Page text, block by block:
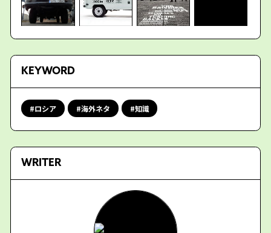
KEYWORD
ロシア 海外ネタ 知識
WRITER